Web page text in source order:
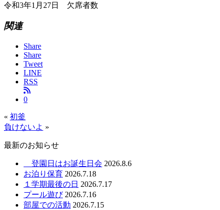
令和3年1月27日 欠席者数
関連
Share
Share
Tweet
LINE
RSS
0
« 初釜
負けないよ »
最新のお知らせ
登園日はお誕生日会 2026.8.6
お泊り保育 2026.7.18
１学期最後の日 2026.7.17
プール遊び 2026.7.16
部屋での活動 2026.7.15